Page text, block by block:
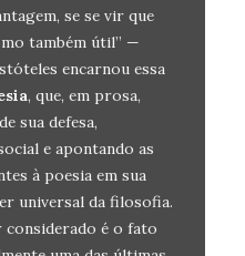
se se vir que
também útil” —
encarnou essa
, que, em prosa,
sua defesa,
e apontando as
à poesia em sua
universal da filosofia.
considerado é o fato